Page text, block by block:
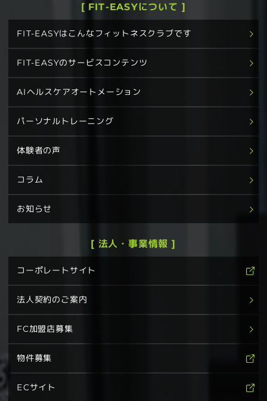
[ FIT-EASYについて ]
FIT-EASYはこんなフィットネスクラブです
FIT-EASYのサービスコンテンツ
AIヘルスケアオートメーション
パーソナルトレーニング
体験者の声
コラム
お知らせ
[ 法人・事業情報 ]
コーポレートサイト
法人契約のご案内
FC加盟店募集
物件募集
ECサイト